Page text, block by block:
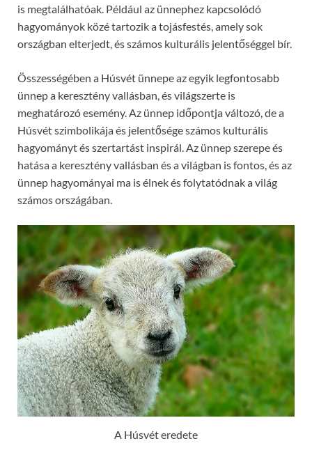
is megtalálhatóak. Például az ünnephez kapcsolódó
hagyományok közé tartozik a tojásfestés, amely sok
országban elterjedt, és számos kulturális jelentőséggel bír.
Összességében a Húsvét ünnepe az egyik legfontosabb
ünnep a keresztény vallásban, és világszerte is
meghatározó esemény. Az ünnep időpontja változó, de a
Húsvét szimbolikája és jelentősége számos kulturális
hagyományt és szertartást inspirál. Az ünnep szerepe és
hatása a keresztény vallásban és a világban is fontos, és az
ünnep hagyományai ma is élnek és folytatódnak a világ
számos országában.
A Húsvét eredete